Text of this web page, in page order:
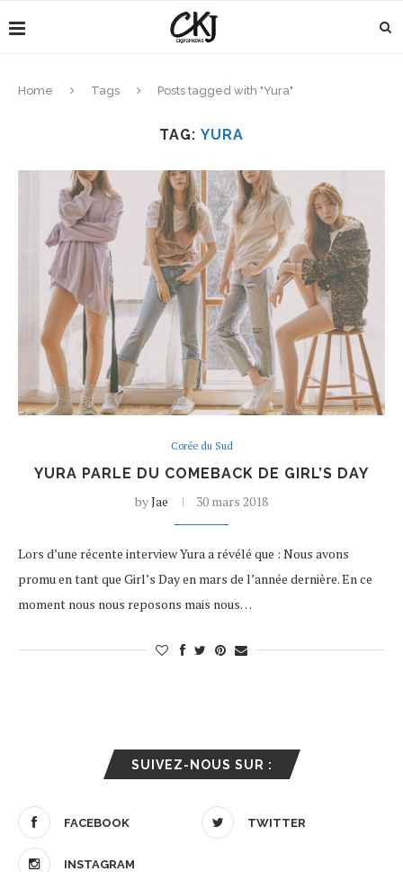
Home Tags Posts tagged with "Yura"
TAG: YURA
Corée du Sud
YURA PARLE DU COMEBACK DE GIRL’S DAY
byJae 30 mars 2018
Lors d’une récente interview Yura a révélé que : Nous avons
promu en tant que Girl’s Day en mars de l’année dernière. En ce
moment nous nous reposons mais nous…
SUIVEZ-NOUS SUR :
FACEBOOK TWITTER
INSTAGRAM